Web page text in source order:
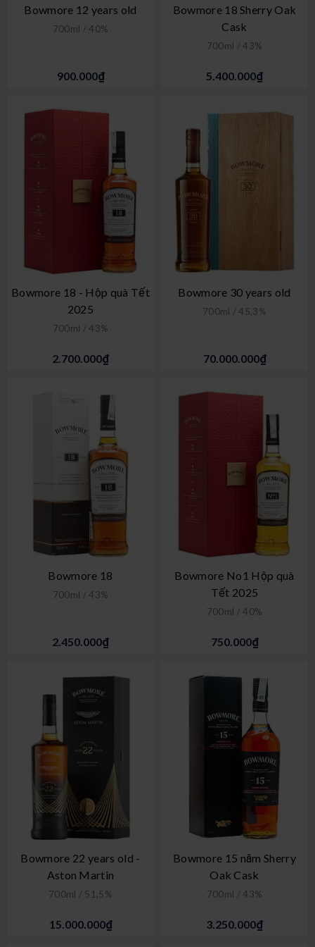
Bowmore 12 years old
700ml / 40%
900.000₫
Bowmore 18 Sherry Oak
Cask
700ml / 43%
5.400.000₫
Bowmore 18 - Hộp quà Tết
2025
700ml / 43%
2.700.000₫
Bowmore 30 years old
700ml / 45,3%
70.000.000₫
Bowmore 18
700ml / 43%
2.450.000₫
Bowmore No1 Hộp quà
Tết 2025
700ml / 40%
750.000₫
Bowmore 22 years old -
Aston Martin
700ml / 51,5%
15.000.000₫
Bowmore 15 năm Sherry
Oak Cask
700ml / 43%
3.250.000₫